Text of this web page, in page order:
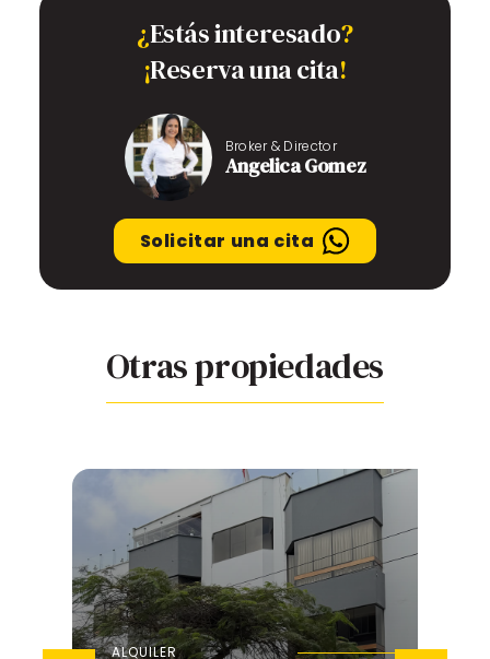
¿Estás interesado?
¡Reserva una cita!
Broker & Director
Angelica Gomez
Solicitar una cita
Otras propiedades
ALQUILER